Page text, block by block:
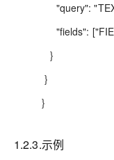
"query":
"fields":
}
}
}
1.2.3.示例